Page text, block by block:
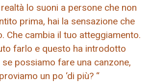
lo suoni a persone che non
prima, hai la sensazione che
Che cambia il tuo atteggiamento.
farlo e questo ha introdotto
se possiamo fare una canzone,
un po ‘di più? “